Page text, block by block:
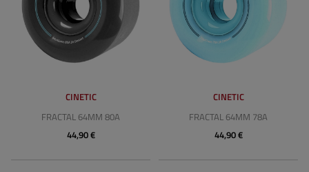
CINETIC
FRACTAL 64MM 80A
44,90 €
CINETIC
FRACTAL 64MM 78A
44,90 €